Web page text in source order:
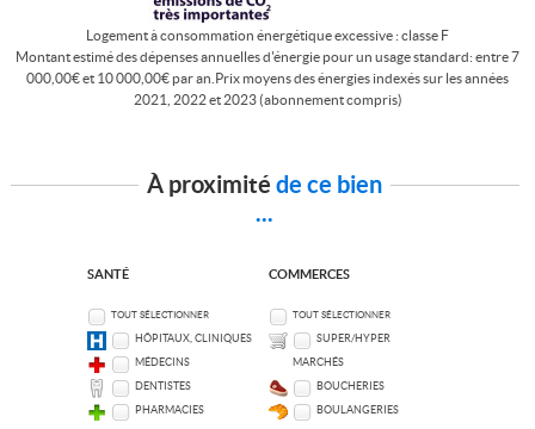
Logement à consommation énergétique excessive : classe F
Montant estimé des dépenses annuelles d'énergie pour un usage standard: entre 7
000,00€ et 10 000,00€ par an.Prix moyens des énergies indexés sur les années
2021, 2022 et 2023 (abonnement compris)
À proximitéde ce bien
...
SANTÉ
TOUT SÉLECTIONNER
HÔPITAUX, CLINIQUES
MÉDECINS
DENTISTES
PHARMACIES
COMMERCES
TOUT SÉLECTIONNER
SUPER/HYPER
MARCHÉS
BOUCHERIES
BOULANGERIES